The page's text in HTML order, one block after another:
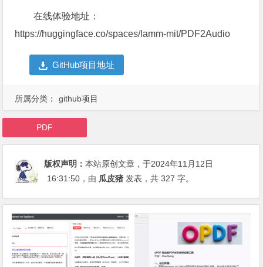
在线体验地址：
https://huggingface.co/spaces/lamm-mit/PDF2Audio
GitHub项目地址
所属分类： github项目
PDF
版权声明：本站原创文章，于2024年11月12日
16:31:50 ，由 瓜皮猪 发表，共 327 字。